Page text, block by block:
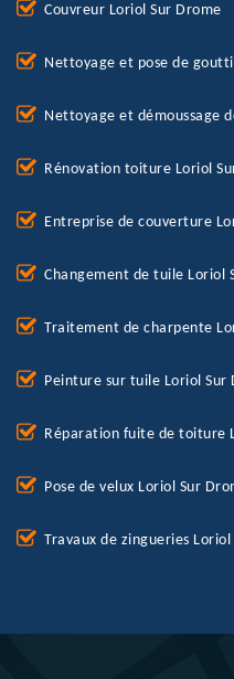
Couvreur Loriol Sur Drome
Nettoyage et pose de
Nettoyage et démoussage
Rénovation toiture Loriol
Entreprise de couverture
Changement de tuile Loriol
Traitement de charpente
Peinture sur tuile Loriol Sur
Réparation fuite de toiture
Pose de velux Loriol Sur
Travaux de zingueries